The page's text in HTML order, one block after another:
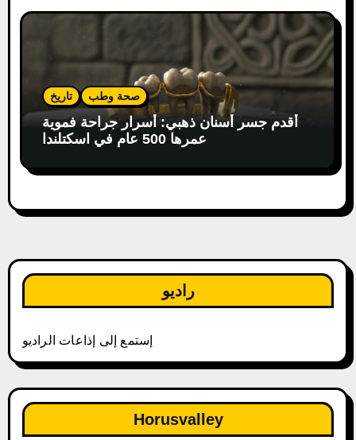
تاريخ صحة وطب
أقدم جسر أسنان ذهبي: أسرار جراحة فموية
عمرها 500 عام في اسكتلندا
راديو
إستمع إلى إذاعات الراديو
Horusvalley